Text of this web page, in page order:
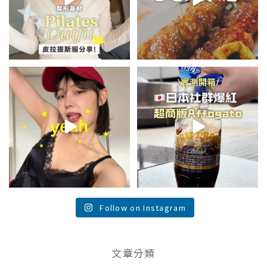
summer outfit⋆.˚✮🎧✮˚.⋆
夏日穿搭最需要單品！...
755 43
\🇯🇵日本爆紅!超商版Affogato
🍨☕️/
🏷️#吉推日本🇯🇵...
117 26
Follow on Instagram
文章分類